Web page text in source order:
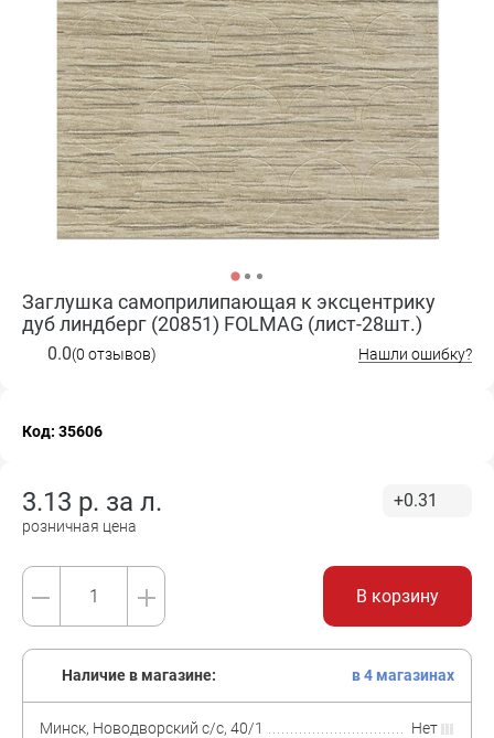
Заглушка самоприлипающая к эксцентрику
дуб линдберг (20851) FOLMAG (лист-28шт.)
0.0(0 отзывов) Нашли ошибку?
Код: 35606
3.13 р. за л.
розничная цена
+0.31
В корзину
Наличие в магазине: в 4 магазинах
Минск, Новодворский с/с, 40/1
Нет